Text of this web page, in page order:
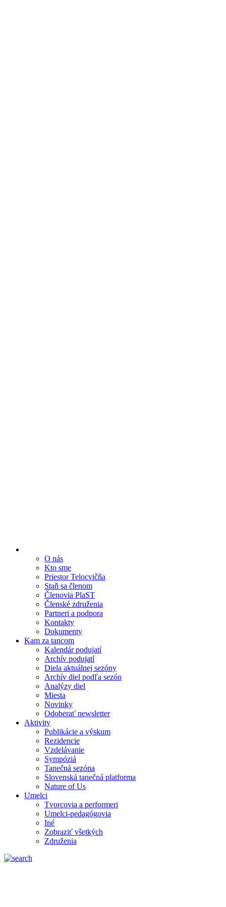
O nás
Kto sme
Priestor Telocvičňa
Staň sa členom
Členovia PlaST
Členské združenia
Partneri a podpora
Kontakty
Dokumenty
Kam za tancom
Kalendár podujatí
Archív podujatí
Diela aktuálnej sezóny
Archív diel podľa sezón
Analýzy diel
Miesta
Novinky
Odoberať newsletter
Aktivity
Publikácie a výskum
Rezidencie
Vzdelávanie
Sympóziá
Tanečná sezóna
Slovenská tanečná platforma
Nature of Us
Umelci
Tvorcovia a performeri
Umelci-pedagógovia
Iné
Zobraziť všetkých
Združenia